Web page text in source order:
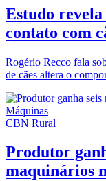
Estudo
contato com
Rogério Recco fala
de cães altera o
CBN Rural
Produtor
maquinários